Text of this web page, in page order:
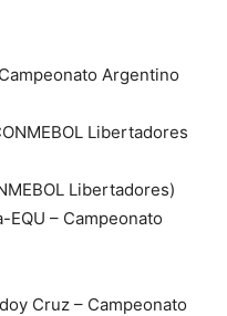
Argentino
Libertadores
Libertadores)
EQU – Campeonato
Cruz – Campeonato